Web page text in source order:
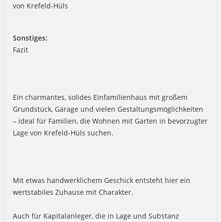
von Krefeld-Hüls
Sonstiges:
Fazit
Ein charmantes, solides Einfamilienhaus mit großem
Grundstück, Garage und vielen Gestaltungsmöglichkeiten
– ideal für Familien, die Wohnen mit Garten in bevorzugter
Lage von Krefeld-Hüls suchen.
Mit etwas handwerklichem Geschick entsteht hier ein
wertstabiles Zuhause mit Charakter.
Auch für Kapitalanleger, die in Lage und Substanz